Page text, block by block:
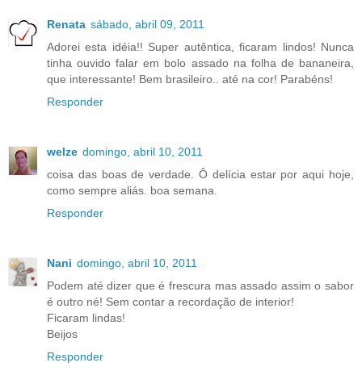
Renata sábado, abril 09, 2011
Adorei esta idéia!! Super autêntica, ficaram lindos! Nunca
tinha ouvido falar em bolo assado na folha de bananeira,
que interessante! Bem brasileiro.. até na cor! Parabéns!
Responder
welze domingo, abril 10, 2011
coisa das boas de verdade. Ô delícia estar por aqui hoje,
como sempre aliás. boa semana.
Responder
Nani domingo, abril 10, 2011
Podem até dizer que é frescura mas assado assim o sabor
é outro né! Sem contar a recordação de interior!
Ficaram lindas!
Beijos
Responder